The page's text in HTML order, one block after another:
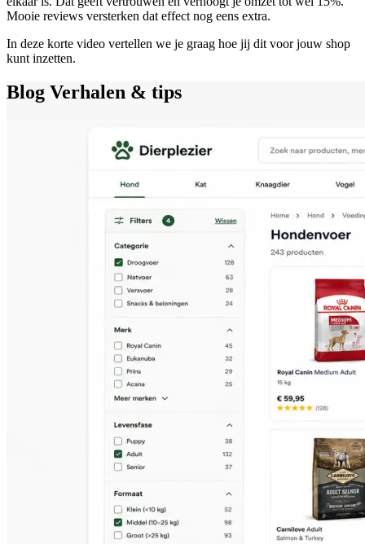
Mooie reviews versterken dat effect nog eens extra.
In deze korte video vertellen we je graag hoe jij dit voor jouw shop
kunt inzetten.
Blog Verhalen & tips